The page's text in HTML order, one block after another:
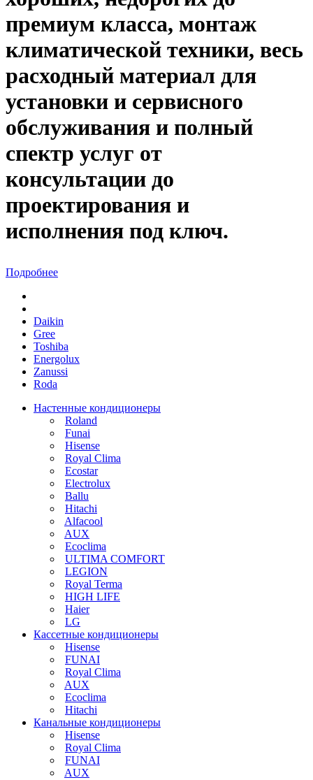
премиум класса, монтаж
климатической техники, весь
расходный материал для
установки и сервисного
обслуживания и полный
спектр услуг от
консультации до
проектирования и
исполнения под ключ.
Подробнее
Daikin
Gree
Toshiba
Energolux
Zanussi
Roda
Настенные кондиционеры
Roland
Funai
Hisense
Royal Clima
Ecostar
Electrolux
Ballu
Hitachi
Alfacool
AUX
Ecoclima
ULTIMA COMFORT
LEGION
Royal Terma
HIGH LIFE
Haier
LG
Кассетные кондиционеры
Hisense
FUNAI
Royal Clima
AUX
Ecoclima
Hitachi
Канальные кондиционеры
Hisense
Royal Clima
FUNAI
AUX